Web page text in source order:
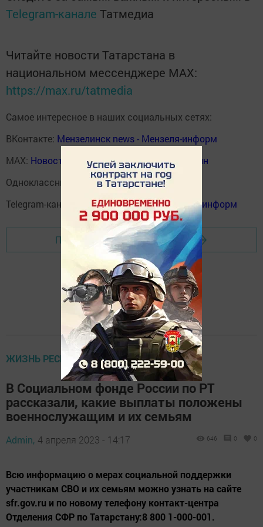
Telegram-канале Татмедиа
Читайте новости Татарстана в
национальном мессенджере MАХ:
https://max.ru/tatmedia
Самое интересное в наших социальных сетях:
ВКонтакте: Мензелинск news - Мензеля-информ
MAX: Новости Мензелинска - Мензеля онлайн
Одноклассники:
ok.ru/menzelinsk
Telegram-канал:
Мензелинск news - Мензеля-информ
Перейти на страницу новости
ЖИЗНЬ РЕСПУБЛИКИ
В Социальном фонде России по РТ
рассказали, какие выплаты положены
военнослужащим и их семьям
Admin, 4 апреля 2023 - 14:17 646 0 0
Всю информацию о мерах социальной поддержки
участникам СВО и их семьям можно узнать на сайте
sfr.gov.ru и по новому телефону контакт-центра
Отделения СФР по Татарстану:8 800 1-000-001.